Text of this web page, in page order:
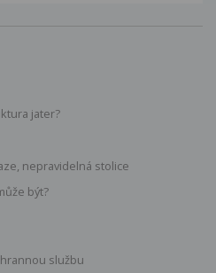
jater?
nepravidelná stolice
být?
službu